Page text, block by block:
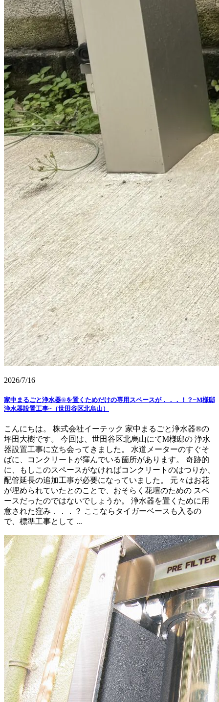
2026/7/16
家中まるごと浄水器®を置くためだけの専用スペースが．．．！？~M様邸
浄水器設置工事~（世田谷区北烏山）
こんにちは。 株式会社イーテック 家中まるごと浄水器®の
坪田大樹です。 今回は、世田谷区北烏山にてM様邸の 浄水
器設置工事に立ち会ってきました。 水道メーターのすぐそ
ばに、コンクリートが窪んでいる箇所があります。 奇跡的
に、もしこのスペースがなければコンクリートのはつりか、
配管延長の追加工事が必要になっていました。 元々はお花
が埋められていたとのことで、おそらく花壇のための スペ
ースだったのではないでしょうか。 浄水器を置くために用
意された窪み．．．？ ここならタイガーベースも入るの
で、標準工事として ...